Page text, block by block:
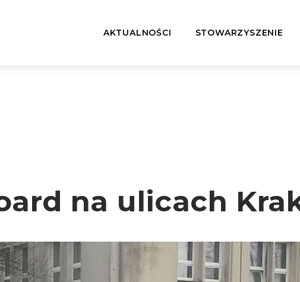
AKTUALNOŚCI STOWARZYSZENIE
na ulicach